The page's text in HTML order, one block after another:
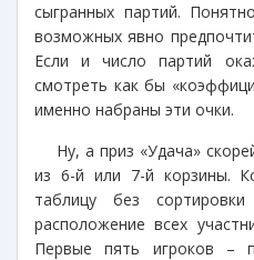
сыгранных партий.
возможных явно
Если и число партий
смотреть как бы
именно набраны эти очки.
Ну, а приз «Удача»
из 6-й или 7-й корзины.
таблицу без
расположение всех
Первые пять игроков –